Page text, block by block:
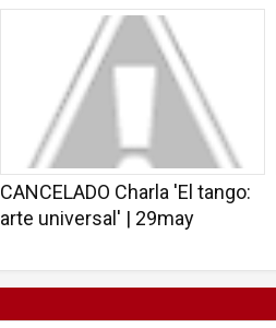
CANCELADO Charla 'El tango:
arte universal' | 29may